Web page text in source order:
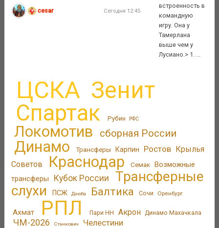
cesar Сегодня 12:45
встроенность в
командную
игру. Она у
Тамерлана
выше чем у
Лусиано.> 1. ...
ЦСКА Зенит
Спартак Рубин РФС
Локомотив сборная России
Динамо Трансферы Карпин Ростов Крылья
Советов
Краснодар Семак Возможные
трансферы
Кубок России
Трансферные
слухи
ПСЖ Дзюба Балтика Сочи Оренбург
Ахмат РПЛ Пари НН Акрон Динамо Махачкала
ЧМ-2026 Станкович Челестини